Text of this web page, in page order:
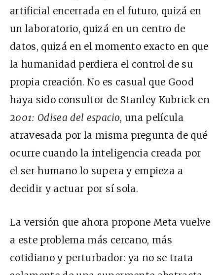
artificial encerrada en el futuro, quizá en
un laboratorio, quizá en un centro de
datos, quizá en el momento exacto en que
la humanidad perdiera el control de su
propia creación. No es casual que Good
haya sido consultor de Stanley Kubrick en
2001: Odisea del espacio, una película
atravesada por la misma pregunta de qué
ocurre cuando la inteligencia creada por
el ser humano lo supera y empieza a
decidir y actuar por sí sola.
La versión que ahora propone Meta vuelve
a este problema más cercano, más
cotidiano y perturbador: ya no se trata